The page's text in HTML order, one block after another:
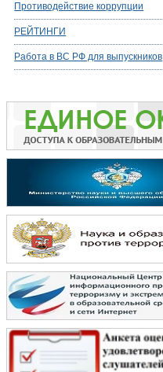
Противодействие коррупции
РЕЙТИНГИ
Работа в ВС РФ для выпускников